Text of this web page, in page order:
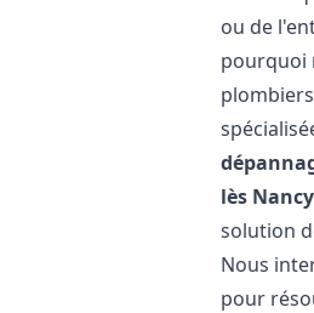
ou de
pourquoi
lès Nancy
solution
Nous
pour